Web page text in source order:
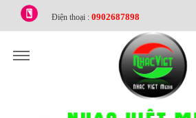
Điện thoại : 0902687898